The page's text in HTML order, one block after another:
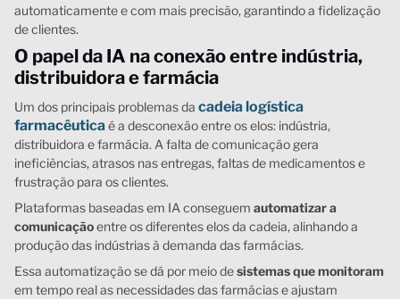
automaticamente e com mais precisão, garantindo a fidelização
de clientes.
O papel da IA na conexão entre indústria,
distribuidora e farmácia
Um dos principais problemas da cadeia logística
farmacêuticaé a desconexão entre os elos: indústria,
distribuidora e farmácia. A falta de comunicação gera
ineficiências, atrasos nas entregas, faltas de medicamentos e
frustração para os clientes.
Plataformas baseadas em IA conseguem automatizar a
comunicaçãoentre os diferentes elos da cadeia, alinhando a
produção das indústrias à demanda das farmácias.
Essa automatização se dá por meio desistemas que monitoram
em tempo real as necessidades das farmácias e ajustam